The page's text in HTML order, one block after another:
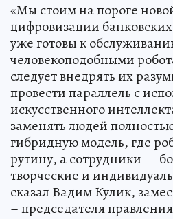
«Мы стоим на пороге
цифровизации
уже готовы к
человекоподобными
следует внедрять их
провести параллель с
искусственного
заменять людей
гибридную модель, где
рутину, а сотрудники —
творческие и
сказал Вадим Кулик,
– председателя